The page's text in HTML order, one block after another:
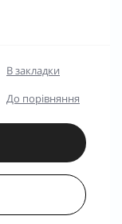
В закладки
До порівняння